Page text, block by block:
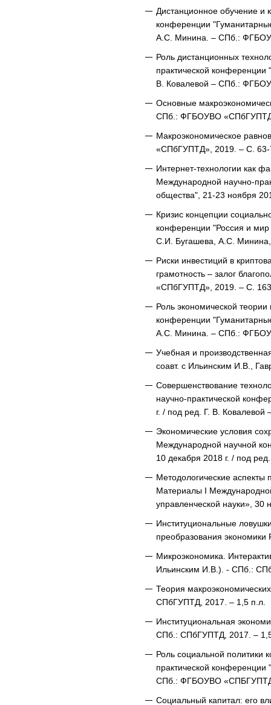
Дистанционное обучение и
конференции
А.С. Минина. – СПб.:
Роль дистанционных
практической
В. Ковалевой – СПб.:
Основные
СПб.: ФГБОУВО
Макроэкономическое
«СПбГУПТД», 2019. – С. 63-
Интернет-технологии как
Международной научно-
общества", 21-23 ноября
Кризис концепции
конференции "Россия и
С.И. Бугашева, А.С.
Риски инвестиций в
грамотность – залог
«СПбГУПТД», 2019. – С.
Роль экономической
конференции
А.С. Минина. – СПб.:
Учебная и
соавт. с Ильинским И.В.,
Совершенствование
научно-практической
г. / под ред. Г. В.
Экономические условия
Международной научной
10 декабря 2018 г. / под
Методологические
Материалы I
управленческой науки»,
Институциональные
преобразования
Микроэкономика.
Ильинским И.В.). - СПб.:
Теория
СПбГУПТД, 2017. – 1,5 п.л.
Институциональная
СПб.: СПбГУПТД, 2017. –
Роль социальной политики
практической
СПб.: ФГБОУВО
Социальный капитал: его